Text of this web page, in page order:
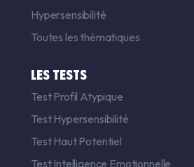
Hypersensibilité
Toutes les thématiques
LES TESTS
Test Profil Atypique
Test Hypersensibilité
Test Haut Potentiel
Test Intelligence Emotionnelle